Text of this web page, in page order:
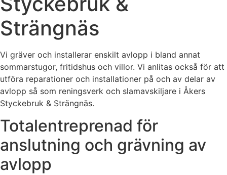
Strängnäs
Vi gräver och installerar enskilt avlopp i bland annat
sommarstugor, fritidshus och villor. Vi anlitas också för att
utföra reparationer och installationer på och av delar av
avlopp så som reningsverk och slamavskiljare i Åkers
Styckebruk & Strängnäs.
Totalentreprenad för
anslutning och grävning av
avlopp